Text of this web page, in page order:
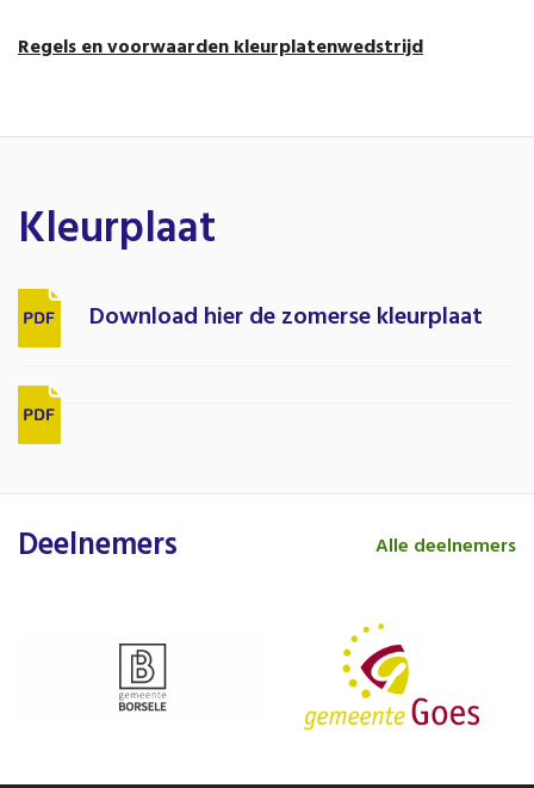
Regels en voorwaarden kleurplatenwedstrijd
Kleurplaat
Download hier de zomerse kleurplaat
Deelnemers Alle deelnemers